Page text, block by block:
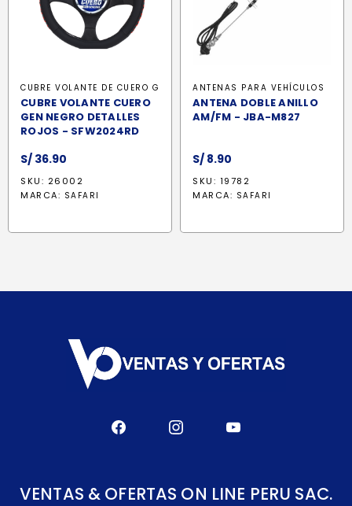
CUBRE VOLANTE DE CUERO G
CUBRE VOLANTE CUERO
GEN NEGRO DETALLES
ROJOS - SFW2024RD
S/ 36.90
SKU: 26002
MARCA: SAFARI
ANTENAS PARA VEHÍCULOS
ANTENA DOBLE ANILLO
AM/FM - JBA-M827
S/ 8.90
SKU: 19782
MARCA: SAFARI
VENTAS & OFERTAS ON LINE PERU SAC.